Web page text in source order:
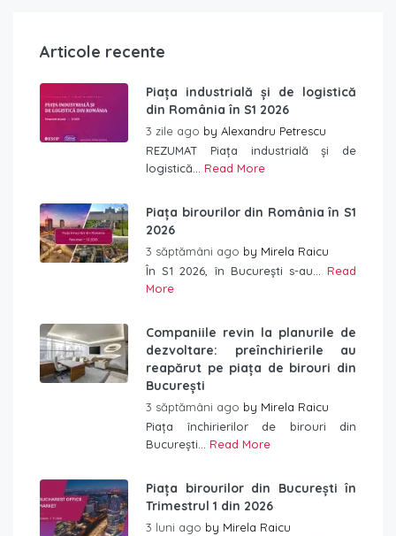
Articole recente
Piața industrială și de logistică
din România în S1 2026
3 zile ago by Alexandru Petrescu
REZUMAT Piața industrială și de
logistică... Read More
Piața birourilor din România în S1
2026
3 săptămâni ago by Mirela Raicu
În S1 2026, în București s-au... Read
More
Companiile revin la planurile de
dezvoltare: preînchirierile au
reapărut pe piața de birouri din
București
3 săptămâni ago by Mirela Raicu
Piața închirierilor de birouri din
București... Read More
Piața birourilor din București în
Trimestrul 1 din 2026
3 luni ago by Mirela Raicu